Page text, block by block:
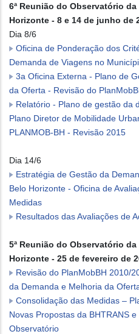
6ª Reunião do Observatório
Horizonte - 8 e 14 de junho de
Dia 8/6
Oficina de Ponderação dos
Demanda de Viagens no
3a Oficina Externa - Plano de
da Oferta - Revisão do
Relatório - Plano de gestão da
Plano Diretor de Mobilidade
PLANMOB-BH - Revisão 2015
Dia 14/6
Estratégia de Gestão da
Belo Horizonte - Oficina de
Medidas
Resultados das Avaliações de
5ª Reunião do Observatório
Horizonte - 25 de fevereiro de
Revisão do PlanMobBH 2010/
da Demanda e Melhoria da
Consolidação das Medidas –
Novas Propostas da BHTRANS
Observatório